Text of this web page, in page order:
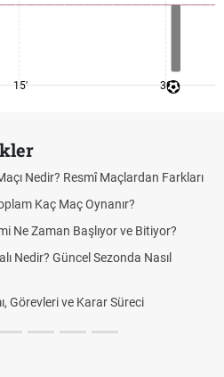
15' 30'
Nedir? Resmî Maçlardan Farkları
Kaç Maç Oynanır?
Ne Zaman Başlıyor ve Bitiyor?
Nedir? Güncel Sezonda Nasıl
Görevleri ve Karar Süreci